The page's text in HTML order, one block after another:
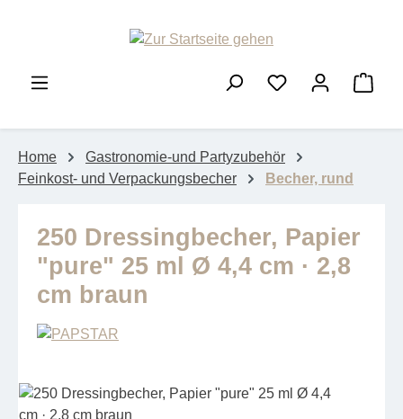
Home
Gastronomie-und Partyzubehör
Feinkost- und Verpackungsbecher
Becher, rund
250 Dressingbecher, Papier
"pure" 25 ml Ø 4,4 cm · 2,8
cm braun
Bildergalerie überspringen